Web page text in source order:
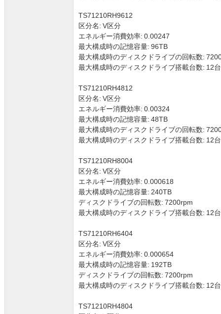
TS71210RH9612
区分名: V区分
エネルギー消費効率: 0.00247
最大構成時の記憶容量: 96TB
最大構成時のディスクドライブの回転数:
最大構成時のディスクドライブ搭載台数: 12
TS71210RH4812
区分名: V区分
エネルギー消費効率: 0.00324
最大構成時の記憶容量: 48TB
最大構成時のディスクドライブの回転数:
最大構成時のディスクドライブ搭載台数: 12
TS71210RH8004
区分名: V区分
エネルギー消費効率: 0.000618
最大構成時の記憶容量: 240TB
ディスクドライブの回転数: 7200rpm
最大構成時のディスクドライブ搭載台数: 12
TS71210RH6404
区分名: V区分
エネルギー消費効率: 0.000654
最大構成時の記憶容量: 192TB
ディスクドライブの回転数: 7200rpm
最大構成時のディスクドライブ搭載台数: 12
TS71210RH4804